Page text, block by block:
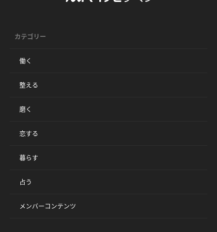
カテゴリー
働く
整える
磨く
恋する
暮らす
占う
メンバーコンテンツ